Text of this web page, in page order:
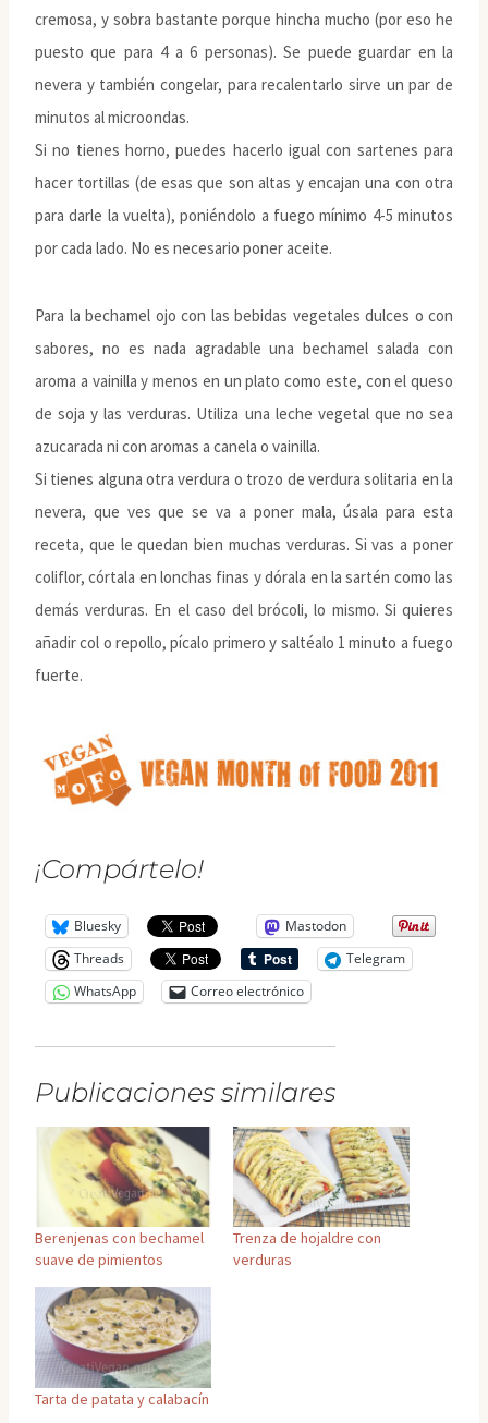
cremosa, y sobra bastante porque hincha mucho (por eso he
puesto que para 4 a 6 personas). Se puede guardar en la
nevera y también congelar, para recalentarlo sirve un par de
minutos al microondas.
Si no tienes horno, puedes hacerlo igual con sartenes para
hacer tortillas (de esas que son altas y encajan una con otra
para darle la vuelta), poniéndolo a fuego mínimo 4-5 minutos
por cada lado. No es necesario poner aceite.
Para la bechamel ojo con las bebidas vegetales dulces o con
sabores, no es nada agradable una bechamel salada con
aroma a vainilla y menos en un plato como este, con el queso
de soja y las verduras. Utiliza una leche vegetal que no sea
azucarada ni con aromas a canela o vainilla.
Si tienes alguna otra verdura o trozo de verdura solitaria en la
nevera, que ves que se va a poner mala, úsala para esta
receta, que le quedan bien muchas verduras. Si vas a poner
coliflor, córtala en lonchas finas y dórala en la sartén como las
demás verduras. En el caso del brócoli, lo mismo. Si quieres
añadir col o repollo, pícalo primero y saltéalo 1 minuto a fuego
fuerte.
¡Compártelo!
Bluesky
Mastodon
Threads
Telegram
WhatsApp
Correo electrónico
Publicaciones similares
Berenjenas con bechamel
suave de pimientos
Trenza de hojaldre con
verduras
Tarta de patata y calabacín